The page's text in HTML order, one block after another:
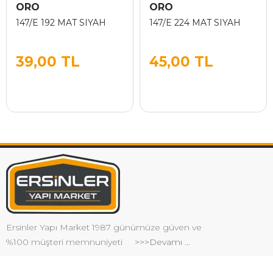
ORO
147/E 192 MAT SIYAH
39,00 TL
ORO
147/E 224 MAT SIYAH
45,00 TL
Ersinler Yapı Market 1987 günümüze güven ve
%100 müşteri memnuniyeti
>>>Devamı ...